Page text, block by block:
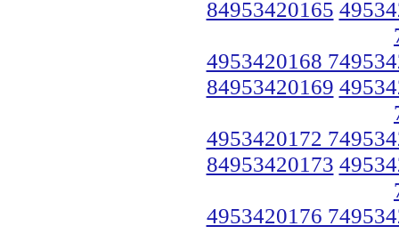
84953420165
4953420168
84953420169
4953420172
84953420173
4953420176